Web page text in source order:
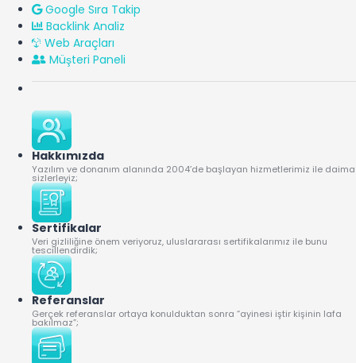
Google Sıra Takip
Backlink Analiz
Web Araçları
Müşteri Paneli
Hakkımızda
Yazılım ve donanım alanında 2004’de başlayan hizmetlerimiz ile daima
sizlerleyiz;
Sertifikalar
Veri gizliliğine önem veriyoruz, uluslararası sertifikalarımız ile bunu
tescillendirdik;
Referanslar
Gerçek referanslar ortaya konulduktan sonra “ayinesi iştir kişinin lafa
bakılmaz”;